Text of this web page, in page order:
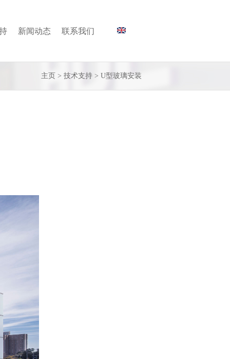
新闻动态 联系我们
主页 > 技术支持 > U型玻璃安装